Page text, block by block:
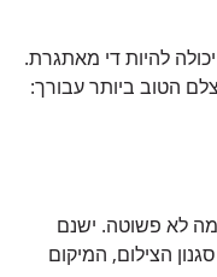
להיות די מאתגרת.
הטוב ביותר עבורך:
לא פשוטה. ישנם
הצילום, המיקום